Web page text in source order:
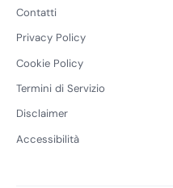
Contatti
Privacy Policy
Cookie Policy
Termini di Servizio
Disclaimer
Accessibilità